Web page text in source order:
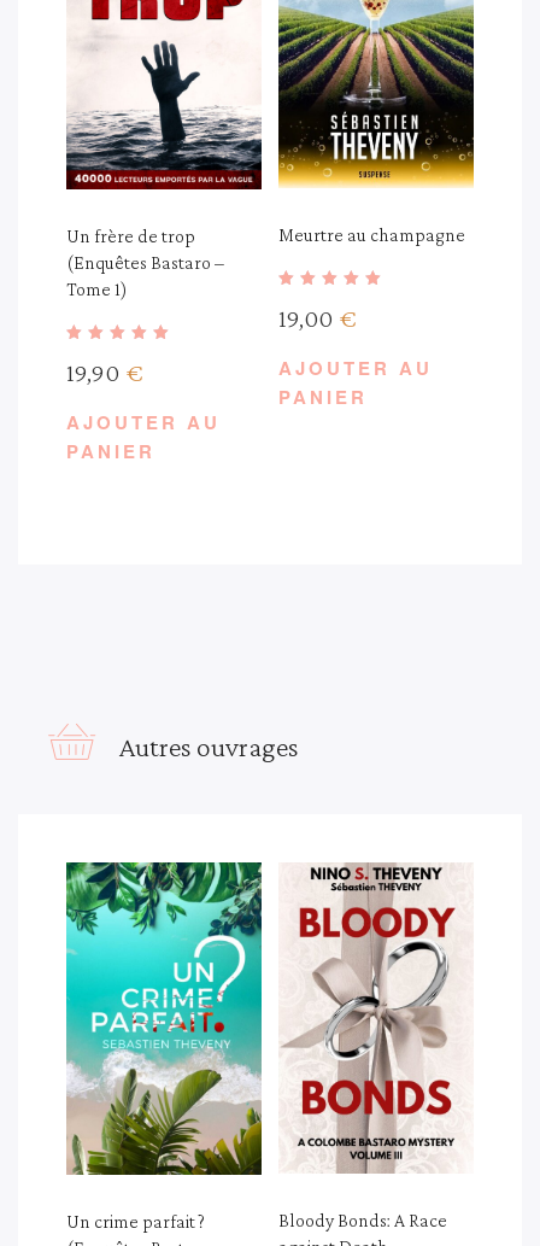
Un frère de trop
(Enquêtes Bastaro –
Tome 1)
5.00
sur 5
19,90 €
AJOUTER AU
PANIER
Meurtre au champagne
4.75
sur 5
19,00 €
AJOUTER AU
PANIER
Autres ouvrages
Un crime parfait ?
Bloody Bonds: A Race